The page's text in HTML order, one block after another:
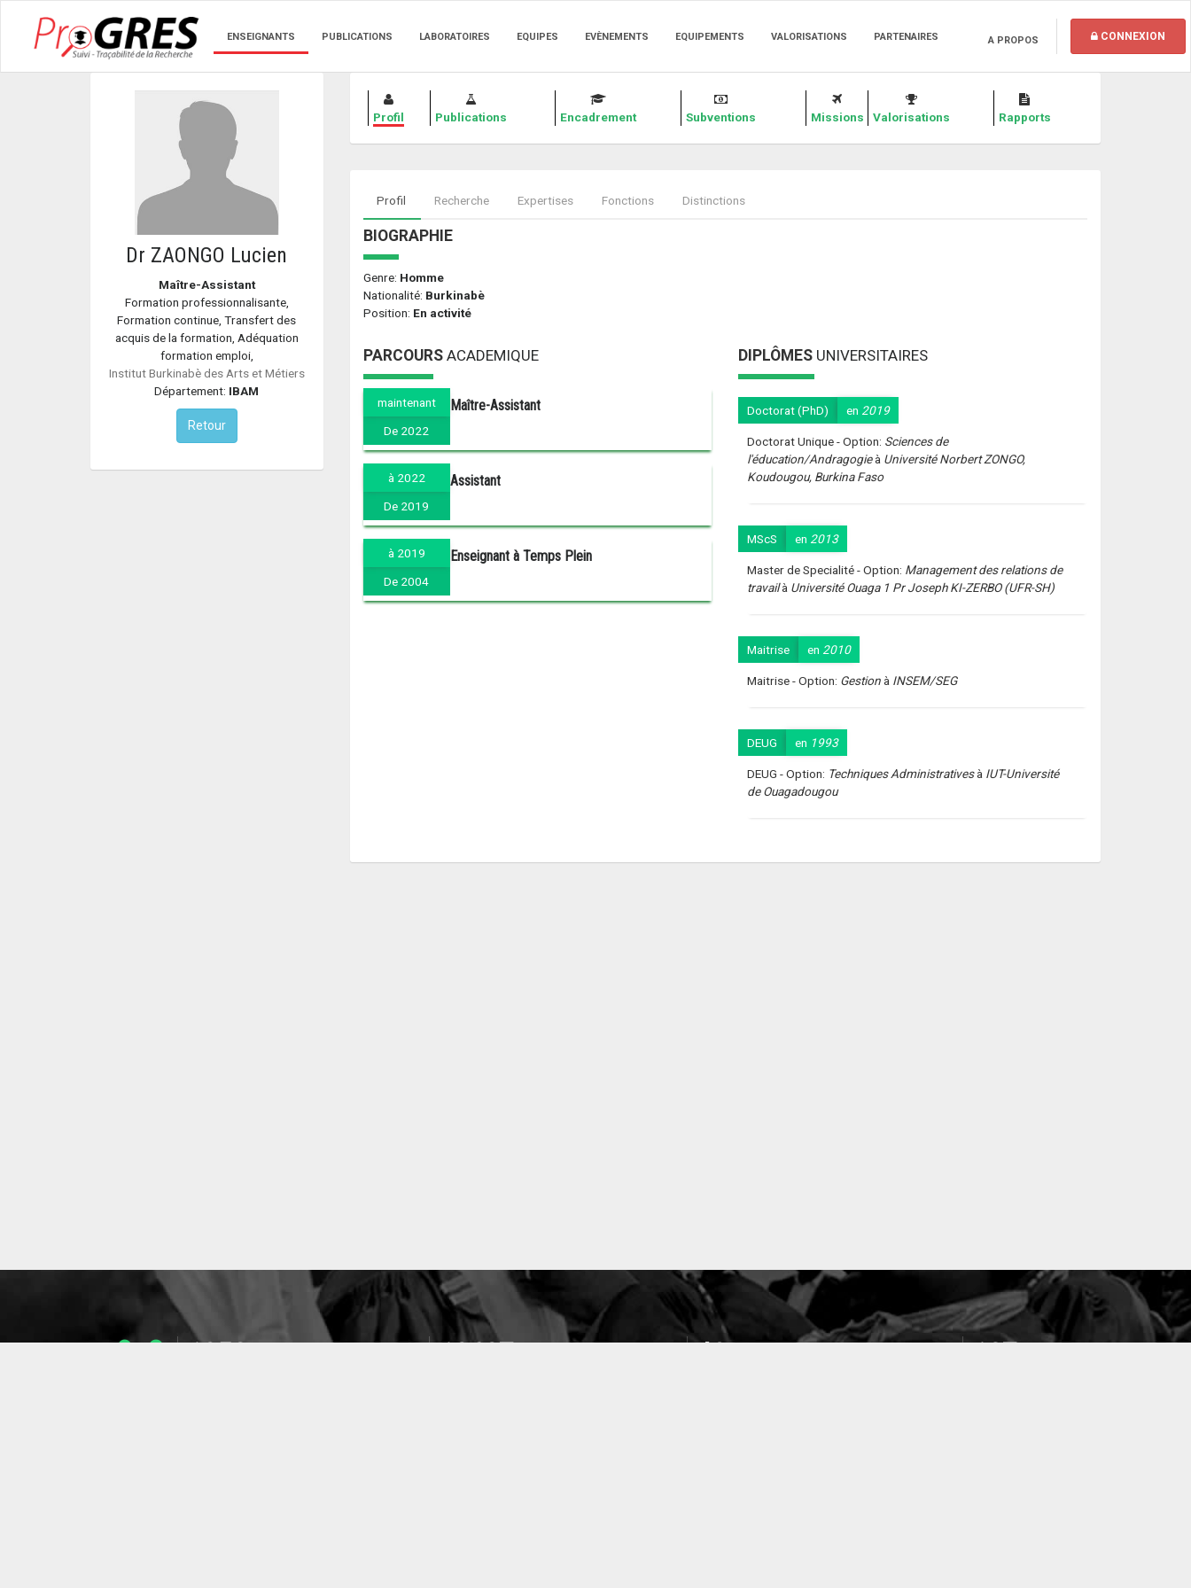
ENSEIGNANTS PUBLICATIONS LABORATOIRES EQUIPES EVÈNEMENTS EQUIPEMENTS VALORISATIONS PARTENAIRES A PROPOS CONNEXION
Dr ZAONGO Lucien
Maître-Assistant
Formation professionnalisante,
Formation continue, Transfert des
acquis de la formation, Adéquation
formation emploi,
Institut Burkinabè des Arts et Métiers
Département: IBAM
Retour
Profil Publications Encadrement Subventions Missions Valorisations Rapports
Profil Recherche Expertises Fonctions Distinctions
BIOGRAPHIE
Genre: Homme
Nationalité: Burkinabè
Position: En activité
PARCOURSACADEMIQUE
maintenant
De 2022
Maître-Assistant
à 2022
De 2019
Assistant
à 2019
De 2004
Enseignant à Temps Plein
DIPLÔMES UNIVERSITAIRES
Doctorat (PhD) en 2019
Doctorat Unique - Option: Sciences de
l'éducation/Andragogieà Université Norbert ZONGO,
Koudougou, Burkina Faso
MScS en 2013
Master de Specialité - Option: Management des relations de
travailà Université Ouaga 1 Pr Joseph KI-ZERBO (UFR-SH)
Maitrise en 2010
Maitrise - Option: Gestion à INSEM/SEG
DEUG en 1993
DEUG - Option: Techniques Administrativesà IUT-Université
de Ouagadougou
1053 10637 49 127